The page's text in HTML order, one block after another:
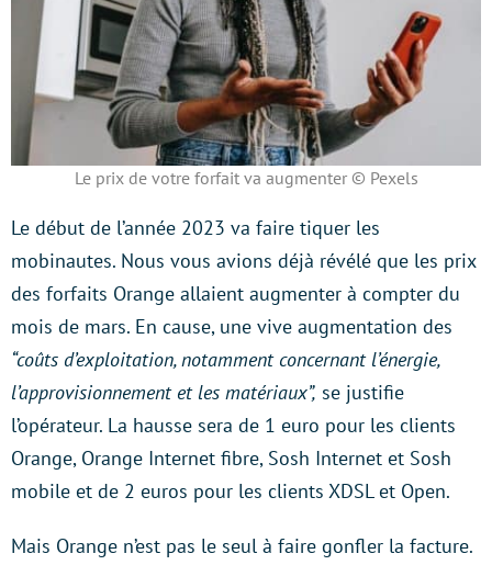
Le prix de votre forfait va augmenter © Pexels
Le début de l’année 2023 va faire tiquer les
mobinautes. Nous vous avions déjà révélé que les prix
des forfaits Orange allaient augmenter à compter du
mois de mars. En cause, une vive augmentation des
“coûts d’exploitation, notamment concernant l’énergie,
l’approvisionnement et les matériaux”, se justifie
l’opérateur. La hausse sera de 1 euro pour les clients
Orange, Orange Internet fibre, Sosh Internet et Sosh
mobile et de 2 euros pour les clients XDSL et Open.
Mais Orange n’est pas le seul à faire gonfler la facture.